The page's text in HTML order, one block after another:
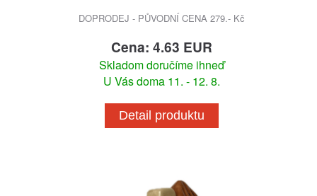
DOPRODEJ - PŮVODNÍ CENA 279.- Kč
Cena: 4.63 EUR
Skladom doručíme ihneď
U Vás doma 11. - 12. 8.
Detail produktu